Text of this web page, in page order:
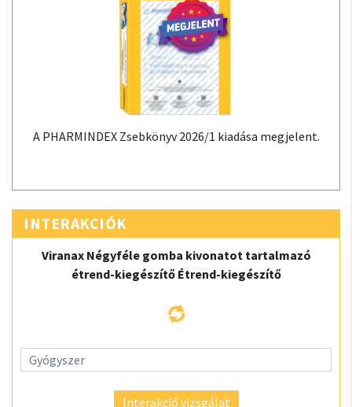
A PHARMINDEX Zsebkönyv 2026/1 kiadása megjelent.
INTERAKCIÓK
Viranax Négyféle gomba kivonatot tartalmazó
étrend-kiegészítő Étrend-kiegészítő
Interakció vizsgálat